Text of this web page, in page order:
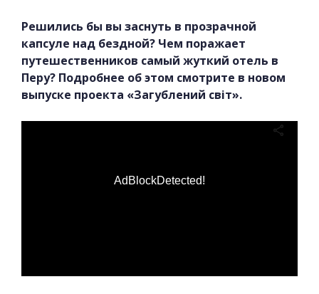
Решились бы вы заснуть в прозрачной
капсуле над бездной? Чем поражает
путешественников самый жуткий отель в
Перу? Подробнее об этом смотрите в новом
выпуске проекта «Загублений світ».
AdBlockDetected!